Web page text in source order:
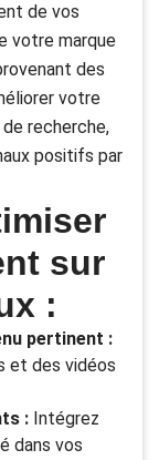
de vos
votre marque
des
votre
recherche,
positifs par
sur
:
pertinent :
et des vidéos
: Intégrez
dans vos